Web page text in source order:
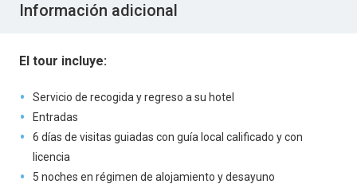
Información adicional
El tour incluye:
Servicio de recogida y regreso a su hotel
Entradas
6 días de visitas guiadas con guía local calificado y con
licencia
5 noches en régimen de alojamiento y desayuno